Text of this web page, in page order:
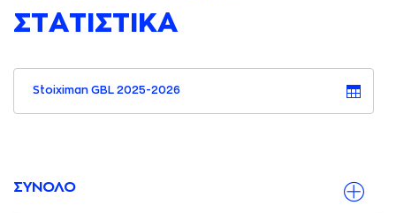
ΣΤAΤΙΣΤΙΚA
Stoiximan GBL 2025-2026
ΣΥΝΟΛΟ